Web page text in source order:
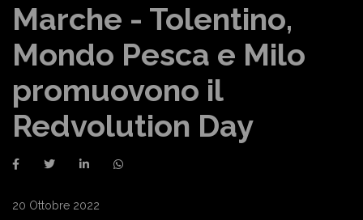
Marche - Tolentino,
Mondo Pesca e Milo
promuovono il
Redvolution Day
20 Ottobre 2022